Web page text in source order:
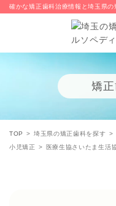
確かな矯正歯科治療情報と埼玉県
矯
TOP 埼玉県の矯正歯科を探す
小児矯正 医療生協さいたま生活